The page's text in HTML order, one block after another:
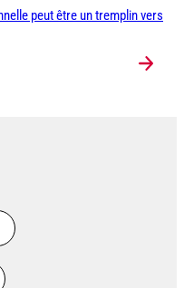
peut être un tremplin vers